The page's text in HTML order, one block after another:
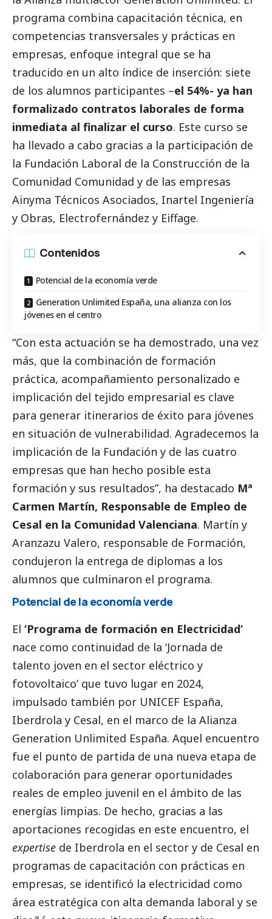
programa combina capacitación técnica, en
competencias transversales y prácticas en
empresas, enfoque integral que se ha
traducido en un alto índice de inserción: siete
de los alumnos participantes –el 54%- ya han
formalizado contratos laborales de forma
inmediata al finalizar el curso. Este curso se
ha llevado a cabo gracias a la participación de
la Fundación Laboral de la Construcción de la
Comunidad Comunidad y de las empresas
Ainyma Técnicos Asociados, Inartel Ingeniería
y Obras, Electrofernández y Eiffage.
Contenidos
Potencial de la economía verde
Generation Unlimited España, una alianza con los
jóvenes en el centro
“Con esta actuación se ha demostrado, una vez
más, que la combinación de formación
práctica, acompañamiento personalizado e
implicación del tejido empresarial es clave
para generar itinerarios de éxito para jóvenes
en situación de vulnerabilidad. Agradecemos la
implicación de la Fundación y de las cuatro
empresas que han hecho posible esta
formación y sus resultados”, ha destacado Mª
Carmen Martín, Responsable de Empleo de
Cesal en la Comunidad Valenciana. Martín y
Aranzazu Valero, responsable de Formación,
condujeron la entrega de diplomas a los
alumnos que culminaron el programa.
Potencial de la economía verde
El ‘Programa de formación en Electricidad’
nace como continuidad de la ‘Jornada de
talento joven en el sector eléctrico y
fotovoltaico’ que tuvo lugar en 2024,
impulsado también por UNICEF España,
Iberdrola y Cesal, en el marco de la Alianza
Generation Unlimited España. Aquel encuentro
fue el punto de partida de una nueva etapa de
colaboración para generar oportunidades
reales de empleo juvenil en el ámbito de las
energías limpias. De hecho, gracias a las
aportaciones recogidas en este encuentro, el
expertise de Iberdrola en el sector y de Cesal en
programas de capacitación con prácticas en
empresas, se identificó la electricidad como
área estratégica con alta demanda laboral y se